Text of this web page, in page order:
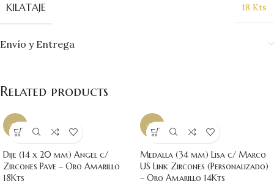
KILATAJE 18 Kts
Envío y Entrega
Related products
-9%
Dije (14 x 20 mm) Angel c/
Zircones Pave – Oro Amarillo
18Kts
-9%
Medalla (34 mm) Lisa c/ Marco
US Link Zircones (Personalizado)
– Oro Amarillo 14Kts